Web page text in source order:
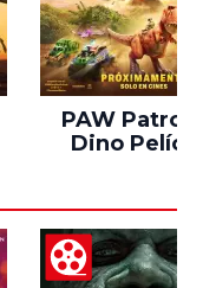
PAW Patrol: La
Dino Película